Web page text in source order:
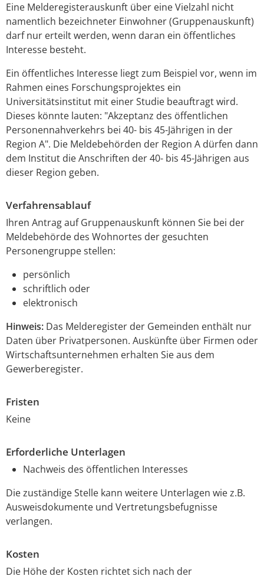
Eine Melderegisterauskunft über eine Vielzahl nicht
namentlich bezeichneter Einwohner (Gruppenauskunft)
darf nur erteilt werden, wenn daran ein öffentliches
Interesse besteht.
Ein öffentliches Interesse liegt zum Beispiel vor, wenn im
Rahmen eines Forschungsprojektes ein
Universitätsinstitut mit einer Studie beauftragt wird.
Dieses könnte lauten: "Akzeptanz des öffentlichen
Personennahverkehrs bei 40- bis 45-Jährigen in der
Region A". Die Meldebehörden der Region A dürfen dann
dem Institut die Anschriften der 40- bis 45-Jährigen aus
dieser Region geben.
Verfahrensablauf
Ihren Antrag auf Gruppenauskunft können Sie bei der
Meldebehörde des Wohnortes der gesuchten
Personengruppe stellen:
persönlich
schriftlich oder
elektronisch
Hinweis: Das Melderegister der Gemeinden enthält nur
Daten über Privatpersonen. Auskünfte über Firmen oder
Wirtschaftsunternehmen erhalten Sie aus dem
Gewerberegister.
Fristen
Keine
Erforderliche Unterlagen
Nachweis des öffentlichen Interesses
Die zuständige Stelle kann weitere Unterlagen wie z.B.
Ausweisdokumente und Vertretungsbefugnisse
verlangen.
Kosten
Die Höhe der Kosten richtet sich nach der